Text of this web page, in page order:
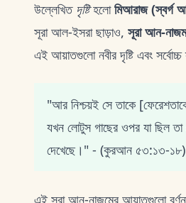
উল্লেখিত দৃষ্টিহলোমিআরাজ (স্বর্গ
সূরা আল-ইসরা ছাড়াও, সূরা আন-
এই আয়াতগুলো নবীর দৃষ্টি এবং সর্বোচ্চ
"আর নিশ্চয়ই সে তাকে
যখন লোটুস গাছের ওপর যা ছিল তা
দেখেছে।" - (কুরআন ৫৩:১৩-১৮)
এই সূরা আন-নাজমের আয়াতগুলো